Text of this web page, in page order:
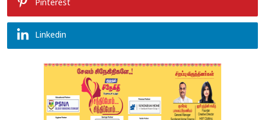
Pinterest
Linkedin